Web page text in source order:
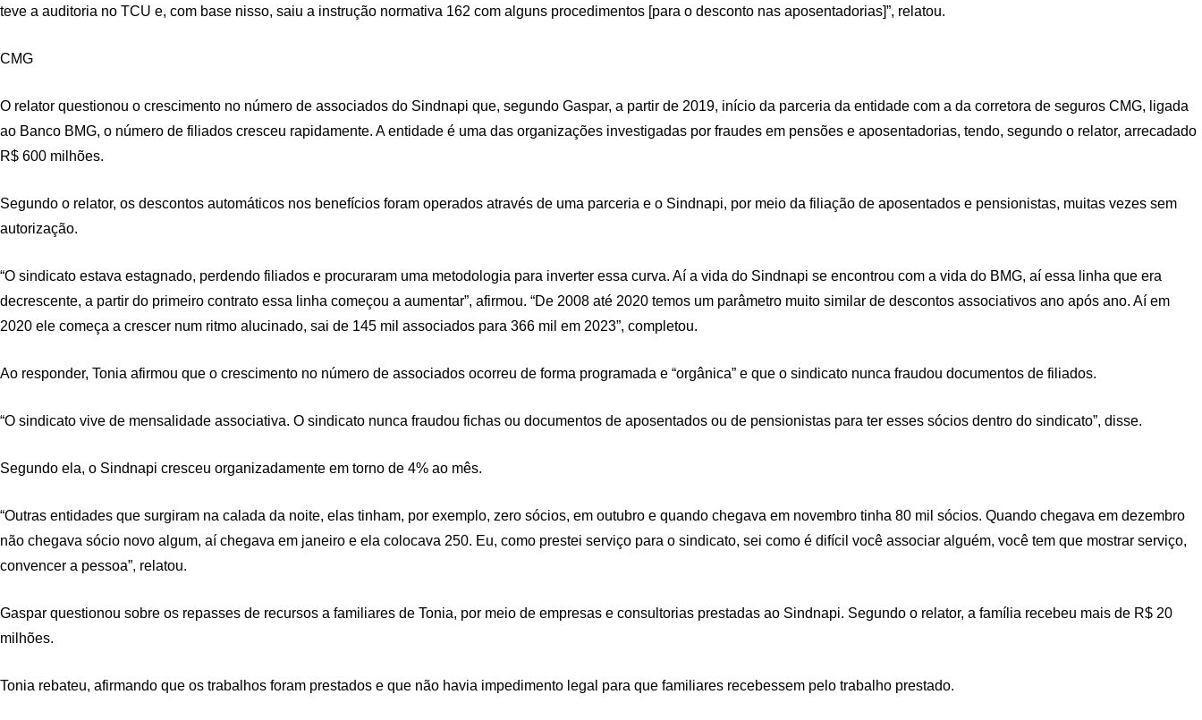
teve a auditoria no TCU e, com base nisso, saiu a instrução normativa 162 com alguns procedimentos [para o desconto nas aposentadorias]”, relatou.
CMG
O relator questionou o crescimento no número de associados do Sindnapi que, segundo Gaspar, a partir de 2019, início da parceria da entidade com a da corretora de seguros CMG, ligada
ao Banco BMG, o número de filiados cresceu rapidamente. A entidade é uma das organizações investigadas por fraudes em pensões e aposentadorias, tendo, segundo o relator, arrecadado
R$ 600 milhões.
Segundo o relator, os descontos automáticos nos benefícios foram operados através de uma parceria e o Sindnapi, por meio da filiação de aposentados e pensionistas, muitas vezes sem
autorização.
“O sindicato estava estagnado, perdendo filiados e procuraram uma metodologia para inverter essa curva. Aí a vida do Sindnapi se encontrou com a vida do BMG, aí essa linha que era
decrescente, a partir do primeiro contrato essa linha começou a aumentar”, afirmou. “De 2008 até 2020 temos um parâmetro muito similar de descontos associativos ano após ano. Aí em
2020 ele começa a crescer num ritmo alucinado, sai de 145 mil associados para 366 mil em 2023”, completou.
Ao responder, Tonia afirmou que o crescimento no número de associados ocorreu de forma programada e “orgânica” e que o sindicato nunca fraudou documentos de filiados.
“O sindicato vive de mensalidade associativa. O sindicato nunca fraudou fichas ou documentos de aposentados ou de pensionistas para ter esses sócios dentro do sindicato”, disse.
Segundo ela, o Sindnapi cresceu organizadamente em torno de 4% ao mês.
“Outras entidades que surgiram na calada da noite, elas tinham, por exemplo, zero sócios, em outubro e quando chegava em novembro tinha 80 mil sócios. Quando chegava em dezembro
não chegava sócio novo algum, aí chegava em janeiro e ela colocava 250. Eu, como prestei serviço para o sindicato, sei como é difícil você associar alguém, você tem que mostrar serviço,
convencer a pessoa”, relatou.
Gaspar questionou sobre os repasses de recursos a familiares de Tonia, por meio de empresas e consultorias prestadas ao Sindnapi. Segundo o relator, a família recebeu mais de R$ 20
milhões.
Tonia rebateu, afirmando que os trabalhos foram prestados e que não havia impedimento legal para que familiares recebessem pelo trabalho prestado.